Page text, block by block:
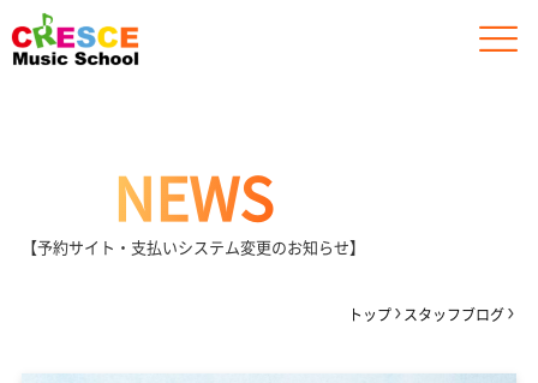
【予約サイト・支払いシステム変更のお知らせ】
NEWS
トップ スタッフブログ